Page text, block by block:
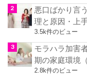
悪口ばかり言
理と原因・上
3.5k件のビュー
モラハラ加害
期の家庭環境
2.8k件のビュー